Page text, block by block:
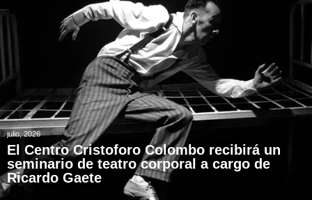
julio, 2026
El Centro Cristoforo Colombo recibirá un
seminario de teatro corporal a cargo de
Ricardo Gaete